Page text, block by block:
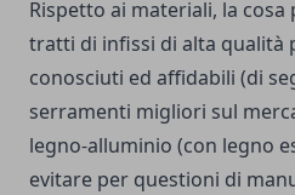
Rispetto ai materiali, la
tratti di infissi di alta qualità
conosciuti ed affidabili (di
serramenti migliori sul
legno-alluminio (con legno
evitare per questioni di